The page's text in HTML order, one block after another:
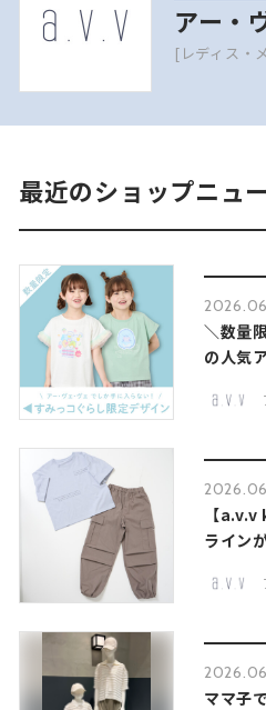
アー・
[レディス・
最近のショップニュ
＼数量
の人気
【
ライン
ママ子